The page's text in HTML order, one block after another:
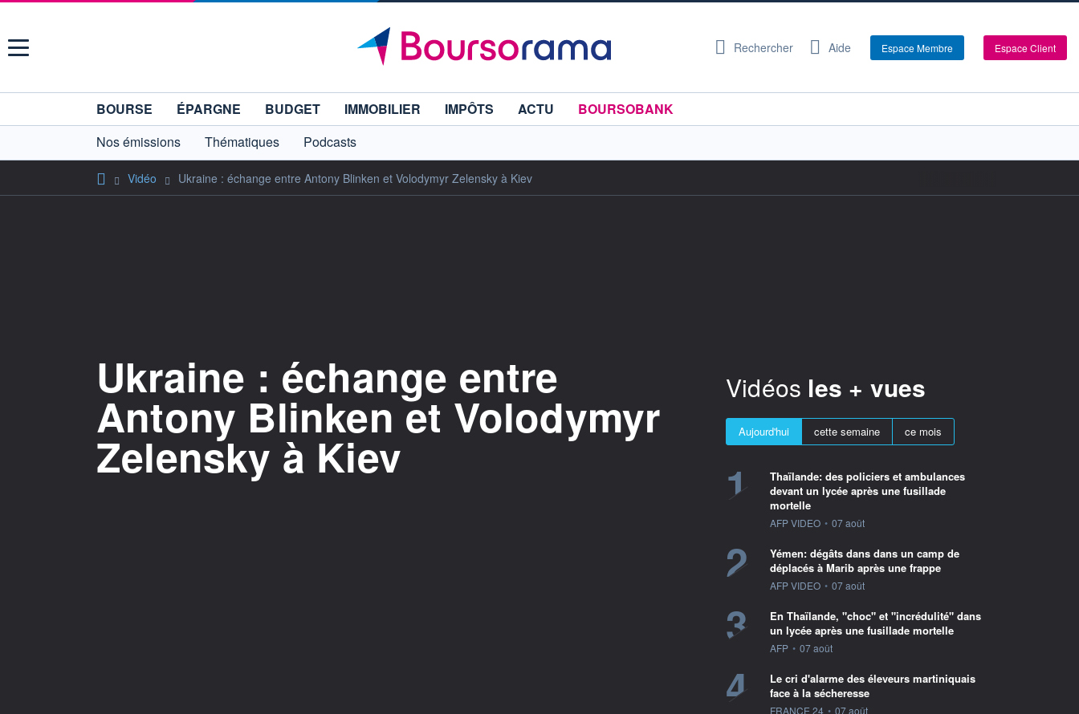
Menu Rechercher Aide Espace Membre Espace Client
BOURSE ÉPARGNE BUDGET IMMOBILIER IMPÔTS ACTU
BOURSOBANK
Nos émissions
Thématiques Podcasts
Vidéo Ukraine : échange entre Antony Blinken et Volodymyr Zelensky à Kiev
Ukraine : échange entre
Antony Blinken et Volodymyr
Zelensky à Kiev
Vidéos les + vues
Aujourd'hui cette semaine ce mois
1
Thaïlande: des policiers et ambulances
devant un lycée après une fusillade
mortelle
information fournie par
AFP VIDEO • 07 août
2
Yémen: dégâts dans dans un camp de
déplacés à Marib après une frappe
information fournie par
AFP VIDEO • 07 août
3
En Thaïlande, "choc" et "incrédulité" dans
un lycée après une fusillade mortelle
information fournie par
AFP • 07 août
4
Le cri d'alarme des éleveurs martiniquais
face à la sécheresse
information fournie par
FRANCE 24 • 07 août